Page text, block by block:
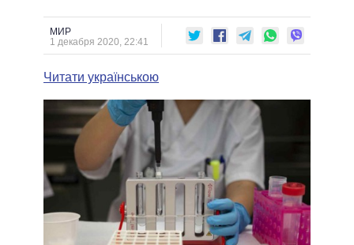
ДАЙДЖЕСТЫ
ВЕРХОВНАЯ РАДА
КАБИНЕТ МИНИСТРОВ
МЭРЫ
ВСЕ ПЕРСОНЫ
ПОДДЕРЖАТЬ
СРАВНЕНИЕ ПОЛИТИКОВ
МИР
1 декабря 2020, 22:41
Читати українською